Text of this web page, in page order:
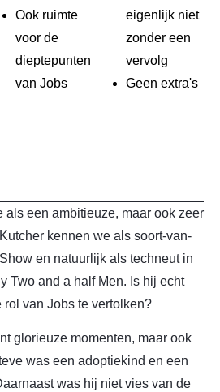
Ook ruimte
voor de
dieptepunten
van Jobs
eigenlijk niet
zonder een
vervolg
Geen extra's
als een ambitieuze, maar ook zeer
kennen we als soort-van-
en natuurlijk als techneut in
Two and a half Men. Is hij echt
rol van Jobs te vertolken?
glorieuze momenten, maar ook
was een adoptiekind en een
was hij niet vies van de